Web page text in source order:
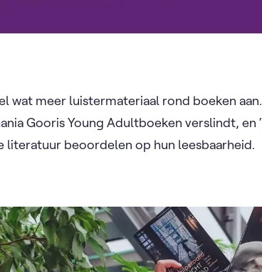
wat meer luistermateriaal rond boeken
Gooris Young Adultboeken verslindt, en ‘
literatuur beoordelen op hun leesbaarheid.